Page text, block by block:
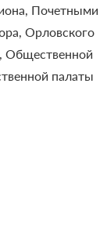
Почетными
Орловского
Общественной
палаты